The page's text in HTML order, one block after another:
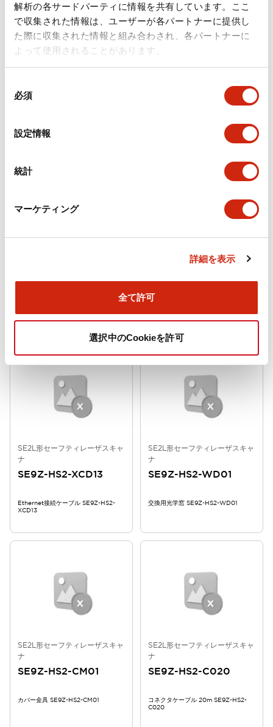
解析の各サードパーティに情報を共有しています。ここ
で収集された情報は、ユーザーが各パートナーに提供し
た際に収集された情報と組み合わされ、各パートナーに
よって使用されることがあります。
必須
設定情報
統計
マーケティング
詳細を表示
全て許可
選択中のCookieを許可
SE2L形セーフティレーザスキャ
ナ
ン,M12コネクタ8ピン×3,M12コネクタ5
ピン×1 SE9Z-RT2D
SE2L形セーフティレーザスキャ
ナ
XCE020
XCE010
SE2L形セーフティレーザスキャ
ナ
SE9Z-HS2-XCD13
Ethernet接続ケーブル SE9Z-HS2-
XCD13
SE2L形セーフティレーザスキャ
ナ
SE9Z-HS2-WD01
交換用光学窓 SE9Z-HS2-WD01
SE2L形セーフティレーザスキャ
ナ
SE9Z-HS2-CM01
カバー金具 SE9Z-HS2-CM01
SE2L形セーフティレーザスキャ
ナ
SE9Z-HS2-C020
コネクタケーブル 20m SE9Z-HS2-
C020